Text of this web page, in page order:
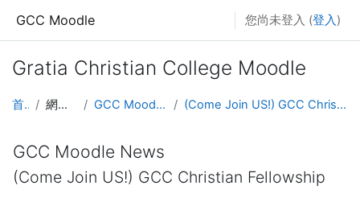
GCC Moodle 您尚未登入 (登入 )
Gratia Christian College Moodle
首頁 網站頁面 GCC Moodle News (Come Join US!) GCC Christian Fellowship
GCC Moodle News
(Come Join US!) GCC Christian Fellowship